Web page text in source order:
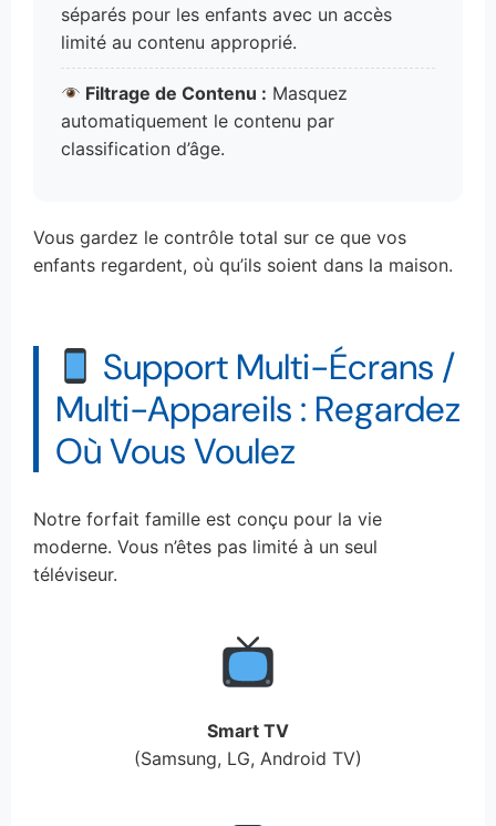
séparés pour les enfants avec un accès
limité au contenu approprié.
Filtrage de Contenu : Masquez
automatiquement le contenu par
classification d’âge.
Vous gardez le contrôle total sur ce que vos
enfants regardent, où qu’ils soient dans la maison.
Support Multi-Écrans /
Multi-Appareils : Regardez
Où Vous Voulez
Notre forfait famille est conçu pour la vie
moderne. Vous n’êtes pas limité à un seul
téléviseur.
Smart TV
(Samsung, LG, Android TV)